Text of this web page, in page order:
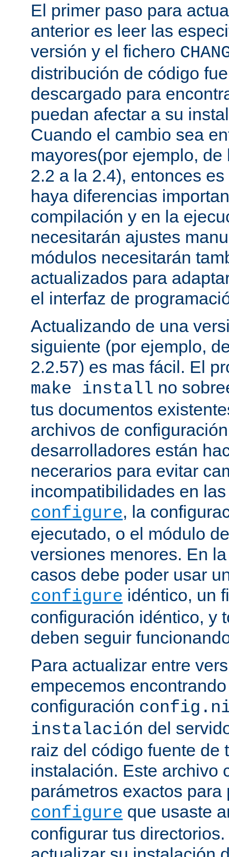
El primer paso para
anterior es leer las
versión y el fichero
distribución de código
descargado para
puedan afectar a su
Cuando el cambio sea
mayores(por ejemplo,
2.2 a la 2.4), entonces
haya diferencias
compilación y en la
necesitarán ajustes
módulos necesitarán
actualizados para
el interfaz de
Actualizando de una
siguiente (por ejemplo,
2.2.57) es mas fácil. El
make install no
tus documentos
archivos de
desarrolladores están
necerarios para evitar
incompatibilidades en
configure, la
ejecutado, o el módulo
versiones menores. En
casos debe poder usar
configure idéntico, un
configuración idéntico, y
deben seguir
Para actualizar entre
empecemos
configuración
instalación del
raiz del código fuente de
instalación. Este archivo
parámetros exactos para
configure que usaste
configurar tus